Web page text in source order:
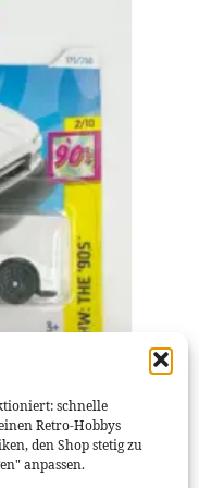
schnelle
Retro-Hobbys
den Shop stetig zu
anpassen.
HTF02